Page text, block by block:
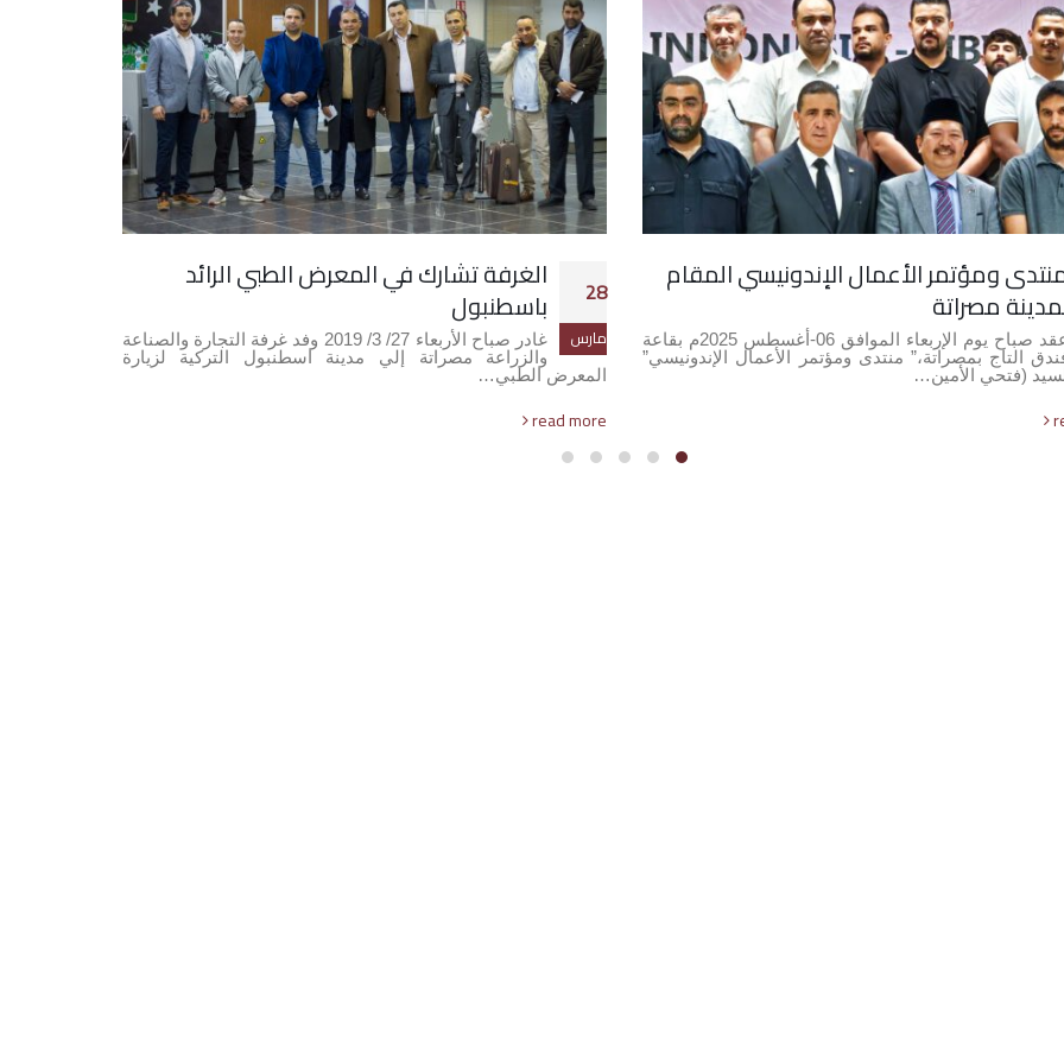
ومؤتمر الأعمال الإندونيسي المقام
مصراتة
عقد صباح يوم الإربعاء الموافق 06-أغسطس 2025م بقاعة
التاج بمصراتة،” منتدى ومؤتمر الأعمال الإندونيسي”
(فتحي الأمين…
28
مارس
الغرفة تشارك في المعرض الطبي الرائد
باسطنبول
غادر صباح الأربعاء 27/ 3/ 2019 وفد غرفة التجارة والصناعة
والزراعة مصراتة إلي مدينة اسطنبول التركية لزيارة
المعرض الطبي…
read more